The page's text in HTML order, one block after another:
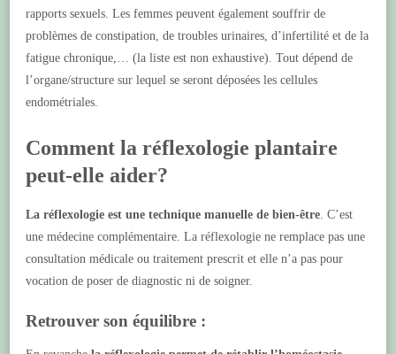
rapports sexuels. Les femmes peuvent également souffrir de
problèmes de constipation, de troubles urinaires, d’infertilité et de la
fatigue chronique,… (la liste est non exhaustive). Tout dépend de
l’organe/structure sur lequel se seront déposées les cellules
endométriales.
Comment la réflexologie plantaire
peut-elle aider?
La réflexologie est une technique manuelle de bien-être. C’est
une médecine complémentaire. La réflexologie ne remplace pas une
consultation médicale ou traitement prescrit et elle n’a pas pour
vocation de poser de diagnostic ni de soigner.
Retrouver son équilibre :